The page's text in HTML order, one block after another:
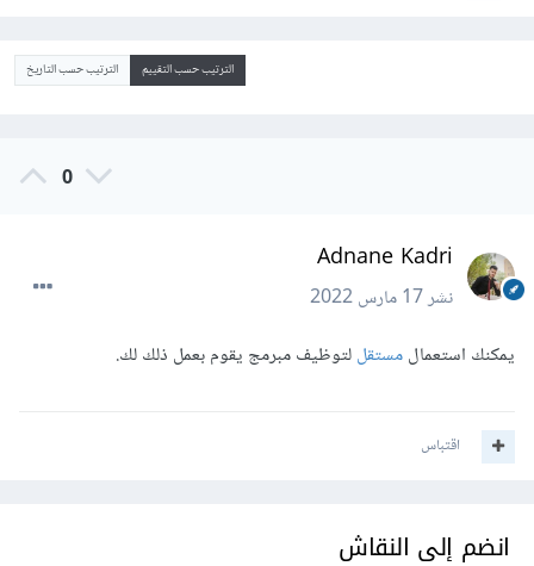
الترتيب حسب التقييم الترتيب حسب التاريخ
0
Adnane Kadri
نشر17 مارس 2022
يمكنك استعمالمستقللتوظيف مبرمج يقوم بعمل ذلك لك.
اقتباس
انضم إلى النقاش